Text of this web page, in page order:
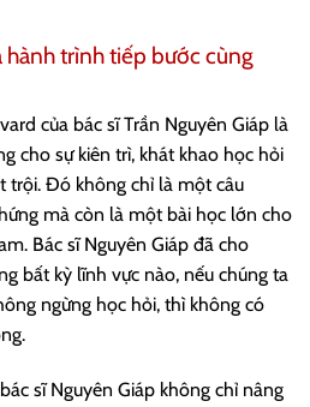
hành trình tiếp bước cùng
của bác sĩ Trần Nguyên Giáp là
cho sự kiên trì, khát khao học hỏi
trội. Đó không chỉ là một câu
mà còn là một bài học lớn cho
Bác sĩ Nguyên Giáp đã cho
bất kỳ lĩnh vực nào, nếu chúng ta
ngừng học hỏi, thì không có
sĩ Nguyên Giáp không chỉ nâng